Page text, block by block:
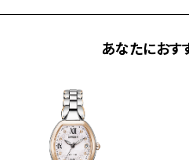
CITIZEN
あなたにおす